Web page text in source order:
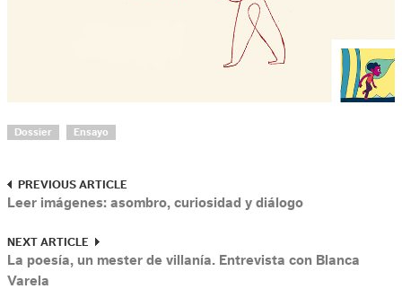
Dossier Ensayo
PREVIOUS ARTICLE
Leer imágenes: asombro, curiosidad y diálogo
NEXT ARTICLE
La poesía, un mester de villanía. Entrevista con Blanca
Varela